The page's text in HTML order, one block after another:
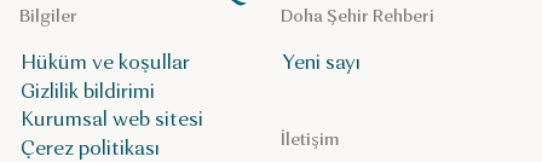
Doha Şehir Rehberi
Yeni sayı
İletişim
Bilgiler
Hüküm ve koşullar
Gizlilik bildirimi
Kurumsal web sitesi
Çerez politikası